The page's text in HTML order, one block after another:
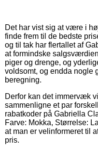
Det har vist sig at være i
finde frem til de bedste
og til tak har flertallet af
at formindske
piger og drenge, og
voldsomt, og endda nogle
beregning.
Derfor kan det immervæk
sammenligne et par
rabatkoder på Gabriella
Farve: Mokka, Størrelse:
at man er velinformeret til
pris.